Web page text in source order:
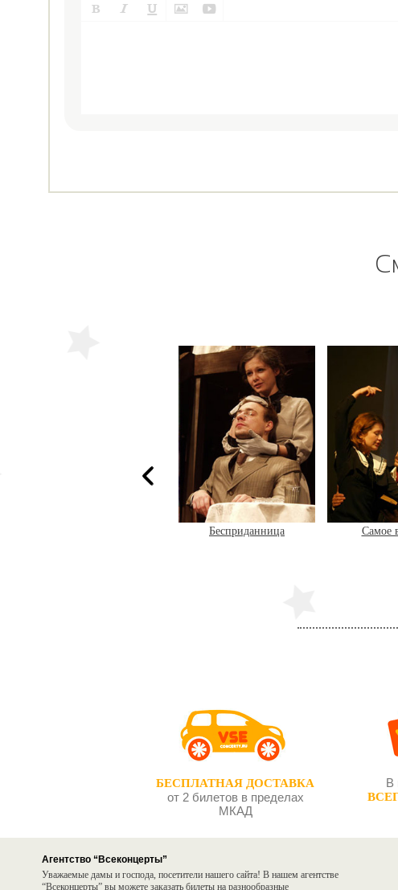
    
Самое важное
Завещание
БЕСПЛАТНАЯ ДОСТАВКА
от 2 билетов в пределах
МКАД
В
Агентство “Всеконцерты”
Уважаемые дамы и господа, посетители нашего сайта! В нашем агентстве
“Всеконцерты” вы можете заказать билеты на разнообразные